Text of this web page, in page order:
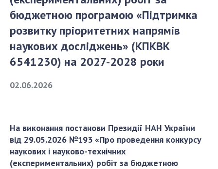
СТРУКТУРА
Президія НАН України
Апарат Президії
Секція фізико-технічних і математичних
Установи при Президії
Ради, комітети та комісії
Наукові центри МОН та НАН України
бюджетною програмою «Підтримка
розвитку пріоритетних напрямів
наукових досліджень» (КПКВК
6541230) на 2027-2028 роки
02.06.2026
На виконання постанови Президії НАН України
від 29.05.2026 №193 «Про проведення конкурсу
наукових і науково-технічних
(експериментальних) робіт за бюджетною